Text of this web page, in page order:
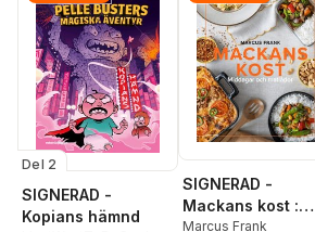
Del 2
SIGNERAD -
Kopians hämnd
SIGNERAD -
Mackans kost :
Middagar och
Marcus Frank